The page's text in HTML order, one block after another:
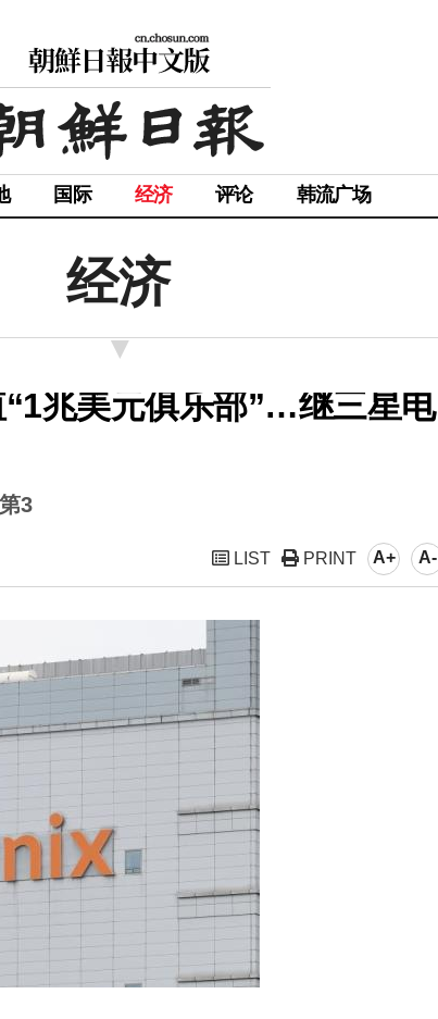
国际 经济 评论 韩流广场
经济
兆美元俱乐部”…继三星电
3
LIST PRINT A+ A-